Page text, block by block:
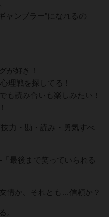
ャンブラー”になれるの
が好き！
理戦を探してる！
も読み合いも楽しみたい！
力・勘・読み・勇気すべ
最後まで笑っていられる
情か、それとも…信頼か？
。